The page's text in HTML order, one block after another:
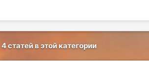
4 статей в этой категории